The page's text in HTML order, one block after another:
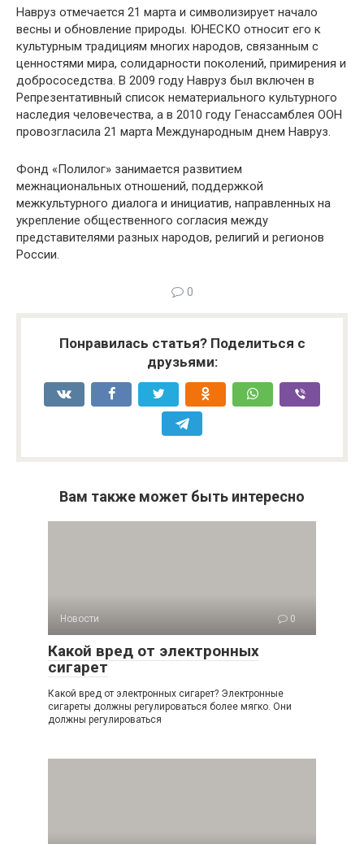
Навруз отмечается 21 марта и символизирует начало
весны и обновление природы. ЮНЕСКО относит его к
культурным традициям многих народов, связанным с
ценностями мира, солидарности поколений, примирения и
добрососедства. В 2009 году Навруз был включен в
Репрезентативный список нематериального культурного
наследия человечества, а в 2010 году Генассамблея ООН
провозгласила 21 марта Международным днем Навруз.
Фонд «Полилог» занимается развитием
межнациональных отношений, поддержкой
межкультурного диалога и инициатив, направленных на
укрепление общественного согласия между
представителями разных народов, религий и регионов
России.
0
Понравилась статья? Поделиться с
друзьями:
Вам также может быть интересно
Новости 0
Какой вред от электронных
сигарет
Какой вред от электронных сигарет? Электронные
сигареты должны регулироваться более мягко. Они
должны регулироваться